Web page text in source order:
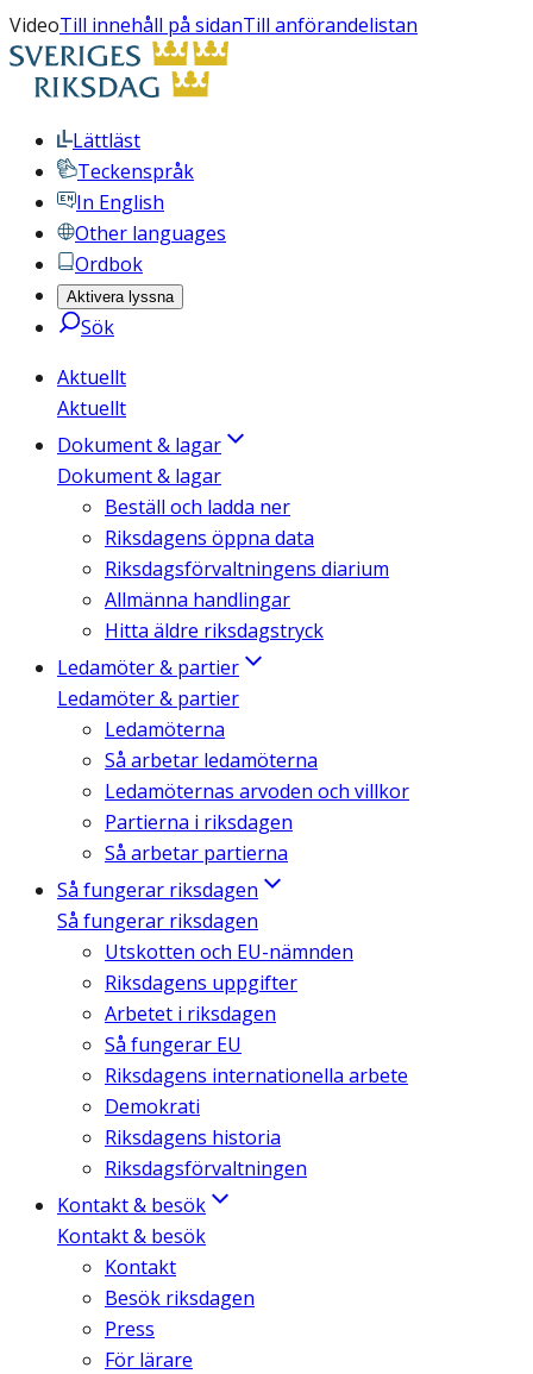
VideoTill innehåll på sidanTill anförandelistan
Lättläst
Teckenspråk
In English
Other languages
Ordbok
Aktivera lyssna
Sök
Aktuellt
Aktuellt
Dokument & lagar
Dokument & lagar
Beställ och ladda ner
Riksdagens öppna data
Riksdagsförvaltningens diarium
Allmänna handlingar
Hitta äldre riksdagstryck
Ledamöter & partier
Ledamöter & partier
Ledamöterna
Så arbetar ledamöterna
Ledamöternas arvoden och villkor
Partierna i riksdagen
Så arbetar partierna
Så fungerar riksdagen
Så fungerar riksdagen
Utskotten och EU-nämnden
Riksdagens uppgifter
Arbetet i riksdagen
Så fungerar EU
Riksdagens internationella arbete
Demokrati
Riksdagens historia
Riksdagsförvaltningen
Kontakt & besök
Kontakt & besök
Kontakt
Besök riksdagen
Press
För lärare